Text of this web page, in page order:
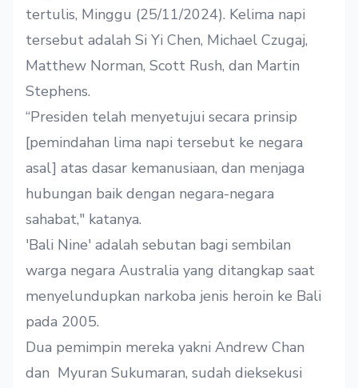
tertulis, Minggu (25/11/2024). Kelima napi
tersebut adalah Si Yi Chen, Michael Czugaj,
Matthew Norman, Scott Rush, dan Martin
Stephens.
“Presiden telah menyetujui secara prinsip
[pemindahan lima napi tersebut ke negara
asal] atas dasar kemanusiaan, dan menjaga
hubungan baik dengan negara-negara
sahabat," katanya.
'Bali Nine' adalah sebutan bagi sembilan
warga negara Australia yang ditangkap saat
menyelundupkan narkoba jenis heroin ke Bali
pada 2005.
Dua pemimpin mereka yakni Andrew Chan
dan Myuran Sukumaran, sudah dieksekusi